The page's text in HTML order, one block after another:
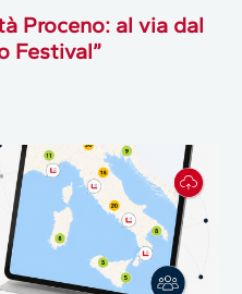
Proceno: al via dal
Festival”